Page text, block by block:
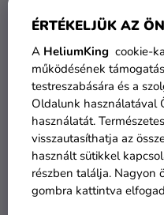
ÉRTÉKELJÜK AZ
A HeliumKing cookie-
működésének
testreszabására és a
Oldalunk használatával
használatát.
visszautasíthatja az
használt sütikkel
részben találja. Nagyon
gombra kattintva
Konfetti ágyu - rózsaszín
60 cm